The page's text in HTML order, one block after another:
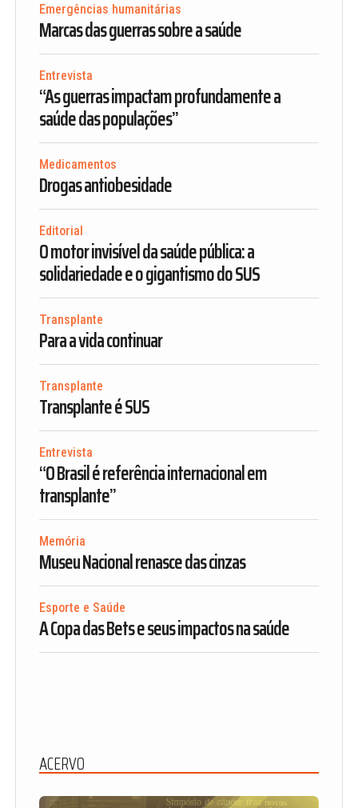
Emergências humanitárias
Marcas das guerras sobre a saúde
Entrevista
“As guerras impactam profundamente a
saúde das populações”
Medicamentos
Drogas antiobesidade
Editorial
O motor invisível da saúde pública: a
solidariedade e o gigantismo do SUS
Transplante
Para a vida continuar
Transplante
Transplante é SUS
Entrevista
“O Brasil é referência internacional em
transplante”
Memória
Museu Nacional renasce das cinzas
Esporte e Saúde
A Copa das Bets e seus impactos na saúde
ACERVO